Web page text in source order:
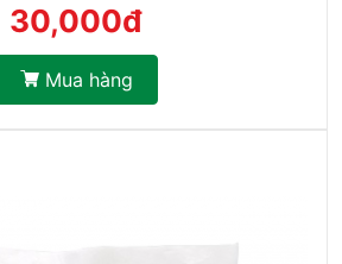
30,000đ
Mua hàng